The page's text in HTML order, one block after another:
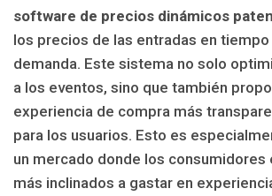
software de precios dinámicos
los precios de las entradas en tiempo
demanda. Este sistema no solo
a los eventos, sino que también
experiencia de compra más
para los usuarios. Esto es
un mercado donde los consumidores
más inclinados a gastar en